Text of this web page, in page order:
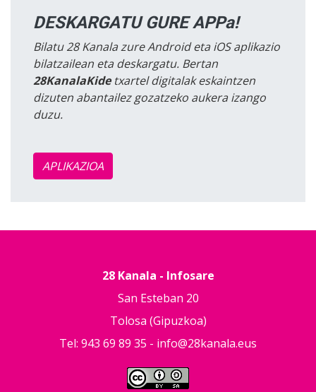
DESKARGATU GURE APPa!
Bilatu 28 Kanala zure Android eta iOS aplikazio
bilatzailean eta deskargatu. Bertan
28KanalaKidetxartel digitalak eskaintzen
dizuten abantailez gozatzeko aukera izango
duzu.
APLIKAZIOA
28 Kanala - Infosare
San Esteban 20
Tolosa (Gipuzkoa)
Tel: 943 69 89 35 - info@28kanala.eus